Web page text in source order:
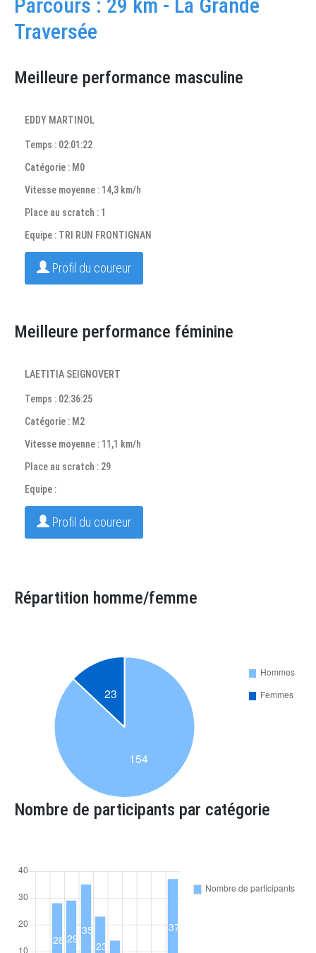
Parcours : 29 km - La Grande
Traversée
Meilleure performance masculine
EDDY MARTINOL
Temps : 02:01:22
Catégorie : M0
Vitesse moyenne : 14,3 km/h
Place au scratch : 1
Equipe : TRI RUN FRONTIGNAN
Profil du coureur
Meilleure performance féminine
LAETITIA SEIGNOVERT
Temps : 02:36:25
Catégorie : M2
Vitesse moyenne : 11,1 km/h
Place au scratch : 29
Equipe :
Profil du coureur
Répartition homme/femme
Nombre de participants par catégorie